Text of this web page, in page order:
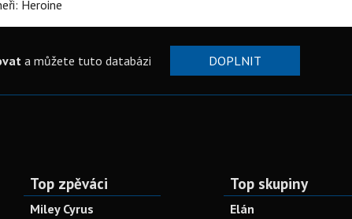
Heroine
a můžete tuto databázi DOPLNIT
Top zpěváci
Miley Cyrus
Top skupiny
Elán